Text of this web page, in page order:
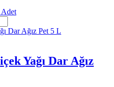
Adet
Yağı Dar Ağız